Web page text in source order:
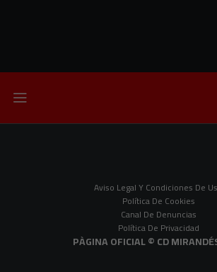
Aviso Legal Y Condiciones De
Política De Cookies
Canal De Denuncias
Política De Privacidad
PÀGINA OFICIAL © CD